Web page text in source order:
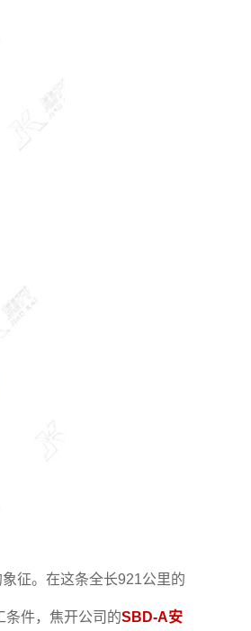
征。在这条全长921公里的
条件，焦开公司的SBD-A安